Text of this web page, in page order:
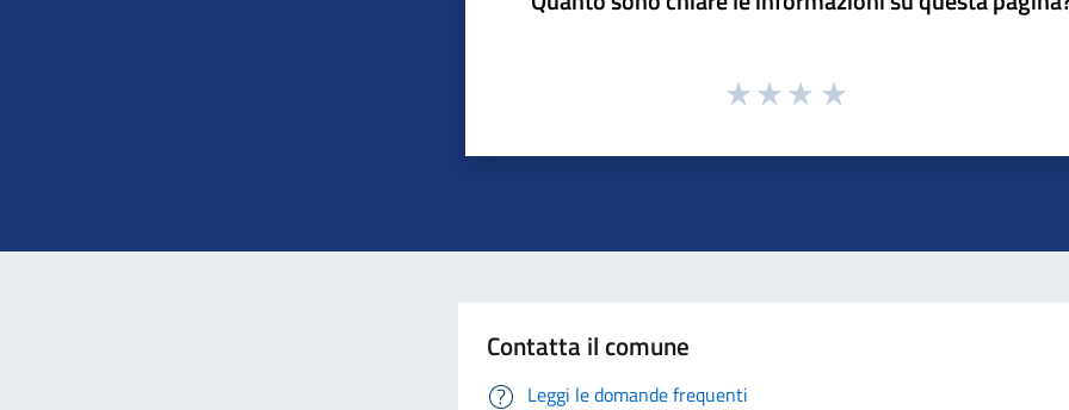
Contatta il comune
Leggi le domande frequenti